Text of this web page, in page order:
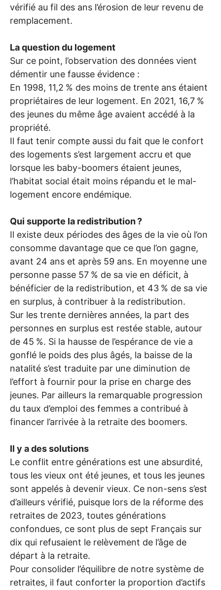
vérifié au fil des ans l’érosion de leur revenu de
remplacement.
La question du logement
Sur ce point, l’observation des données vient
démentir une fausse évidence :
En 1998, 11,2 % des moins de trente ans étaient
propriétaires de leur logement. En 2021, 16,7 %
des jeunes du même âge avaient accédé à la
propriété.
Il faut tenir compte aussi du fait que le confort
des logements s’est largement accru et que
lorsque les baby-boomers étaient jeunes,
l’habitat social était moins répandu et le mal-
logement encore endémique.
Qui supporte la redistribution?
Il existe deux périodes des âges de la vie où l’on
consomme davantage que ce que l’on gagne,
avant 24 ans et après 59 ans. En moyenne une
personne passe 57 % de sa vie en déficit, à
bénéficier de la redistribution, et 43 % de sa vie
en surplus, à contribuer à la redistribution.
Sur les trente dernières années, la part des
personnes en surplus est restée stable, autour
de 45 %. Si la hausse de l’espérance de vie a
gonflé le poids des plus âgés, la baisse de la
natalité s’est traduite par une diminution de
l’effort à fournir pour la prise en charge des
jeunes. Par ailleurs la remarquable progression
du taux d’emploi des femmes a contribué à
financer l’arrivée à la retraite des boomers.
Il y a des solutions
Le conflit entre générations est une absurdité,
tous les vieux ont été jeunes, et tous les jeunes
sont appelés à devenir vieux. Ce non-sens s’est
d’ailleurs vérifié, puisque lors de la réforme des
retraites de 2023, toutes générations
confondues, ce sont plus de sept Français sur
dix qui refusaient le relèvement de l’âge de
départ à la retraite.
Pour consolider l’équilibre de notre système de
retraites, il faut conforter la proportion d’actifs